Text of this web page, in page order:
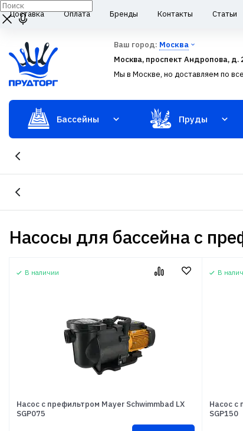
Доставка Оплата Бренды Контакты Статьи
Ваш город: Москва
Москва, проспект Андропова, д.
Мы в Москве, но доставляем по
Бассейны Пруды
Насосы для бассейна с
В наличии
Насос с префильтром Mayer Schwimmbad LX
SGP075
В
Насос с
SGP150